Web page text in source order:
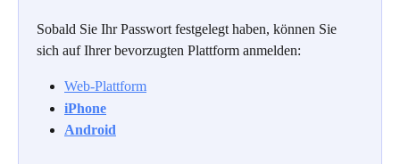
Sobald Sie Ihr Passwort festgelegt haben, können Sie
sich auf Ihrer bevorzugten Plattform anmelden:
Web-Plattform
iPhone
Android